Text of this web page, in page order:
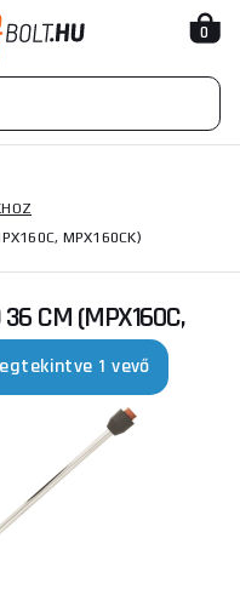
0
MPX160CK)
36 CM (MPX160C,
1 vevő